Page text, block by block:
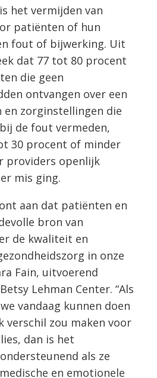
het vermijden van
patiënten of hun
fout of bijwerking. Uit
dat 77 tot 80 procent
die geen
ontvangen over een
zorginstellingen die
de fout vermeden,
30 procent of minder
providers openlijk
mis ging.
aan dat patiënten en
bron van
de kwaliteit en
in onze
Fain, uitvoerend
Lehman Center. “Als
vandaag kunnen doen
verschil zou maken voor
dan is het
als ze
en emotionele